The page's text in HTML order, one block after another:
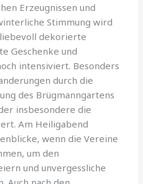
Erzeugnissen und
Stimmung wird
dekorierte
Geschenke und
intensiviert. Besonders
durch die
des Brügmanngartens
insbesondere die
Am Heiligabend
wenn die Vereine
um den
und unvergessliche